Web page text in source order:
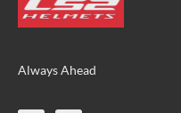
Always Ahead